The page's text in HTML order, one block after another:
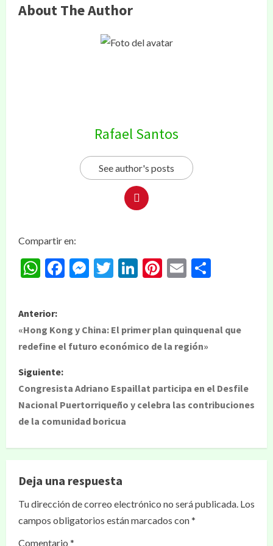
About The Author
Rafael Santos
See author's posts
Compartir en:
WhatsApp
Facebook
Messenger
Twitter
LinkedIn
Pinterest
Email
Anterior:
«Hong Kong y China: El primer plan quinquenal que
redefine el futuro económico de la región»
Siguiente:
Congresista Adriano Espaillat participa en el Desfile
Nacional Puertorriqueño y celebra las contribuciones
de la comunidad boricua
Deja una respuesta
Tu dirección de correo electrónico no será publicada. Los
campos obligatorios están marcados con*
Comentario *